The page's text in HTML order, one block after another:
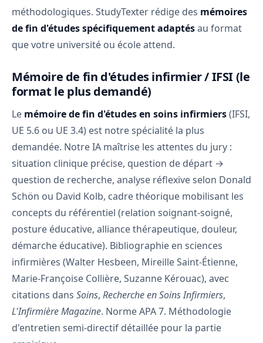
méthodologiques. StudyTexter rédige des mémoires
de fin d'études spécifiquement adaptésau format
que votre université ou école attend.
Mémoire de fin d'études infirmier / IFSI (le
format le plus demandé)
Le mémoire de fin d'études en soins infirmiers(IFSI,
UE 5.6 ou UE 3.4) est notre spécialité la plus
demandée. Notre IA maîtrise les attentes du jury :
situation clinique précise, question de départ →
question de recherche, analyse réflexive selon Donald
Schön ou David Kolb, cadre théorique mobilisant les
concepts du référentiel (relation soignant-soigné,
posture éducative, alliance thérapeutique, douleur,
démarche éducative). Bibliographie en sciences
infirmières (Walter Hesbeen, Mireille Saint-Étienne,
Marie-Françoise Collière, Suzanne Kérouac), avec
citations dans Soins, Recherche en Soins Infirmiers,
L'Infirmière Magazine. Norme APA 7. Méthodologie
d'entretien semi-directif détaillée pour la partie